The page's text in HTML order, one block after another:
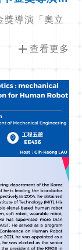
紀錄片
獎導演「奧立
add 查看更多